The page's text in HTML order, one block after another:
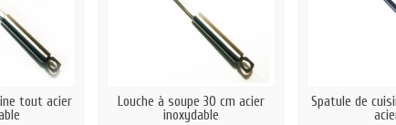
tout acier
Louche à soupe 30 cm acier
inoxydable
Spatule de